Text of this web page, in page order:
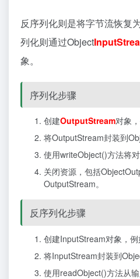
反序列化则是将字节流恢复
列化则通过Object
象。
序列化步骤
创建OutputStream对象
将OutputStream封装到
使用writeObject()方法将
关闭资源，包括
OutputStream。
反序列化步骤
创建InputStream对象，例
将InputStream封装到
使用readObject()方法从